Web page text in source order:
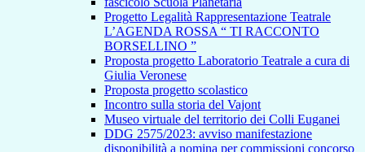
Progetto Legalità Rappresentazione Teatrale
L’AGENDA ROSSA “ TI RACCONTO
BORSELLINO ”
Proposta progetto Laboratorio Teatrale a cura di
Giulia Veronese
Proposta progetto scolastico
Incontro sulla storia del Vajont
Museo virtuale del territorio dei Colli Euganei
DDG 2575/2023: avviso manifestazione
disponibilità a nomina per commissioni concorso